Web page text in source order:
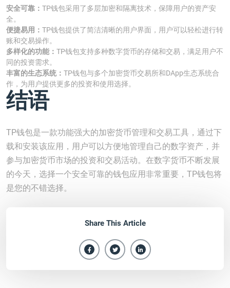
安全可靠： TP钱包采用了多层加密和隔离技术，保障用户的资产安
全。
便捷易用： TP钱包提供了简洁清晰的用户界面，用户可以轻松进行转
账和交易操作。
多样化的功能： TP钱包支持多种数字货币的存储和交易，满足用户不
同的投资需求。
丰富的生态系统： TP钱包与多个加密货币交易所和DApp生态系统合
作，为用户提供更多的投资和使用选择。
结语
TP钱包是一款功能强大的加密货币管理和交易工具，通过下
载和安装该应用，用户可以方便地管理自己的数字资产，并
参与加密货币市场的投资和交易活动。在数字货币不断发展
的今天，选择一个安全可靠的钱包应用非常重要，TP钱包将
是您的不错选择。
Share This Article